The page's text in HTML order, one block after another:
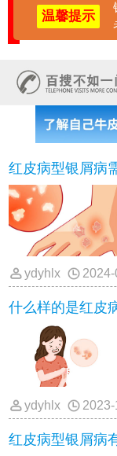
温馨提示
红皮病型银屑病
ydyhlx
什么样的是红皮
ydyhlx 2023-
红皮病型银屑病